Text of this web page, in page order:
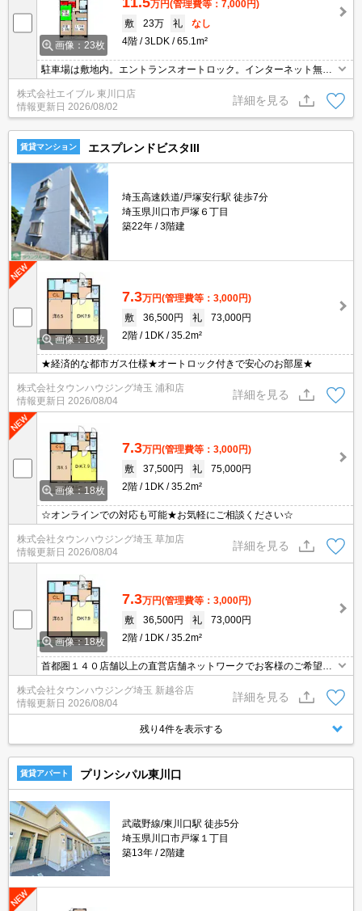
画像：23枚
万円(管理費等：7,000円)
敷
23万 礼
なし
4階
3LDK 65.1m²
駐車場は敷地内。エントランスオートロック。インターネット無料
使い放題。経済的な都市ガス使用。鉄筋コンクリート造。内見予約
受付中。契約開始日相談可。当店のお薦め物件。
株式会社エイブル 東川口店
情報更新日 2026/08/02
詳細を見る
賃貸マンション エスプレンドビスタIII
埼玉高速鉄道/戸塚安行駅 徒歩7分
埼玉県川口市戸塚６丁目
築22年
3階建
画像：18枚
7.3万円(管理費等：3,000円)
敷
36,500円 礼
73,000円
2階
1DK 35.2m²
★経済的な都市ガス仕様★オートロック付きで安心のお部屋★
株式会社タウンハウジング埼玉 浦和店
情報更新日 2026/08/04
詳細を見る
画像：18枚
7.3万円(管理費等：3,000円)
敷
37,500円 礼
75,000円
2階
1DK 35.2m²
☆オンラインでの対応も可能★お気軽にご相談ください☆
株式会社タウンハウジング埼玉 草加店
情報更新日 2026/08/04
詳細を見る
画像：18枚
7.3万円(管理費等：3,000円)
敷
36,500円 礼
73,000円
2階
1DK 35.2m²
首都圏１４０店舗以上の直営店舗ネットワークでお客様のご希望に
合ったお部屋をお探しさせて頂きます☆賃貸市場に出ている情報を
まとめてご紹介☆何でもご相談下さい♪
株式会社タウンハウジング埼玉 新越谷店
情報更新日 2026/08/04
詳細を見る
残り4件を表示する
賃貸アパート プリンシパル東川口
武蔵野線/東川口駅 徒歩5分
埼玉県川口市戸塚１丁目
築13年
2階建